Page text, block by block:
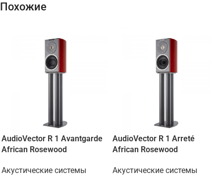
Похожие
AudioVector R 1 Avantgarde
African Rosewood
Акустические системы
AudioVector R 1 Arreté
African Rosewood
Акустические системы